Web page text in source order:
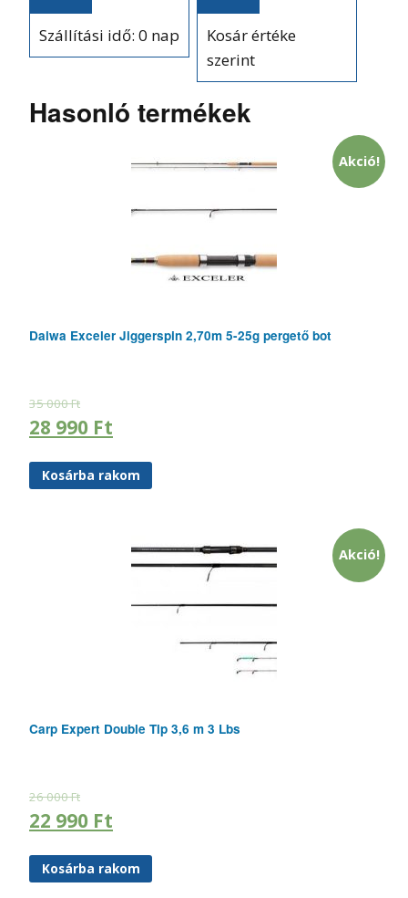
Szállítási idő: 0 nap
Kosár értéke
szerint
Hasonló termékek
Akció!
Daiwa Exceler Jiggerspin 2,70m 5-25g pergető bot
35 000Ft
28 990 Ft
Kosárba rakom
Akció!
Carp Expert Double Tip 3,6 m 3 Lbs
26 000Ft
22 990 Ft
Kosárba rakom